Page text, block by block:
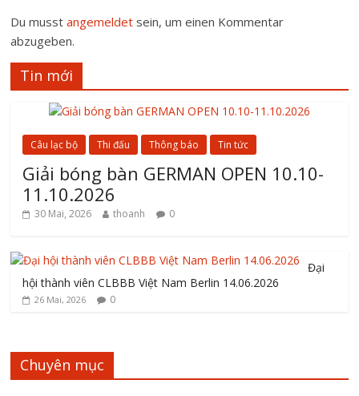
Du musstangemeldet sein, um einen Kommentar
abzugeben.
Tin mới
Câu lạc bộ Thi đấu Thông báo Tin tức
Giải bóng bàn GERMAN OPEN 10.10-
11.10.2026
30 Mai, 2026 thoanh 0
Đại
hội thành viên CLBBB Việt Nam Berlin 14.06.2026
26 Mai, 2026 0
Chuyên mục